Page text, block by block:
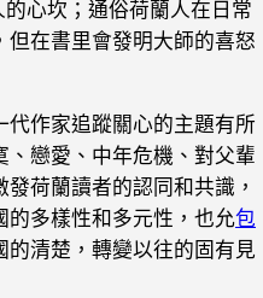
心坎；通俗荷蘭人在日常
在書里會發明大師的喜怒
作家追蹤關心的主題有所
、戀愛、中年危機、對父輩
荷蘭讀者的認同和共識，
的多樣性和多元性，也允包
的清楚，轉變以往的固有見